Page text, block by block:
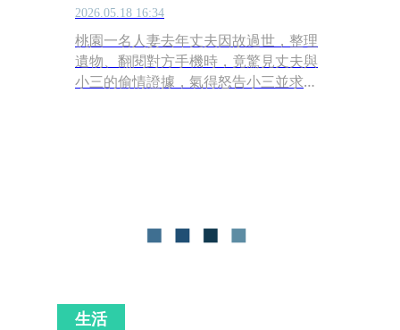
2026.05.18 16:34
桃園一名人妻去年丈夫因故過世，整理
遺物、翻閱對方手機時，竟驚見丈夫與
小三的偷情證據，氣得怒告小三並求償
生活